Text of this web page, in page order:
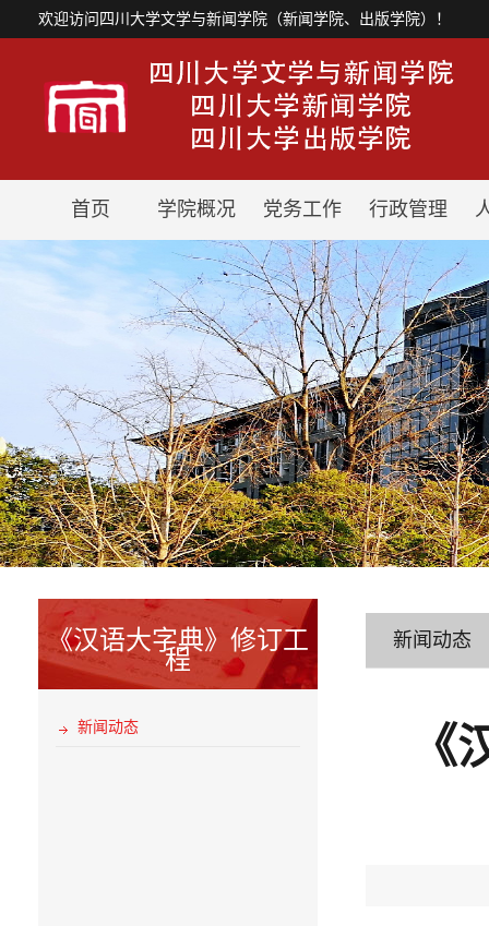
欢迎访问四川大学文学与新闻学院（新闻学院、出版学院）！
首页 学院概况 党务工作 行政管理
《汉语大字典》修订工
程
新闻动态
新闻动态